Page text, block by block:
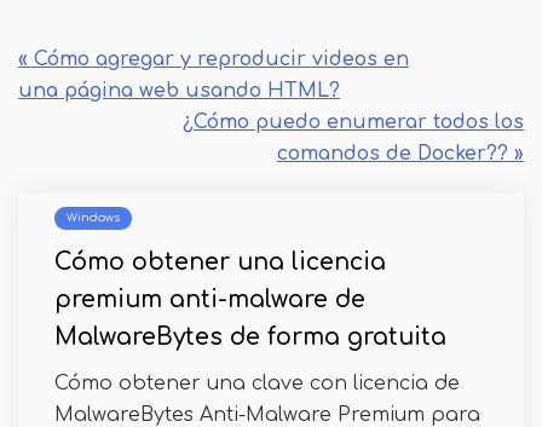
« Cómo agregar y reproducir videos en
una página web usando HTML?
¿Cómo puedo enumerar todos los
comandos de Docker?? »
Windows
Cómo obtener una licencia
premium anti-malware de
MalwareBytes de forma gratuita
Cómo obtener una clave con licencia de
MalwareBytes Anti-Malware Premium para